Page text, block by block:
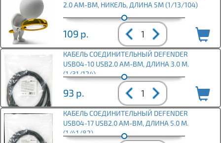
2.0 AM-BM, НИКЕЛЬ, ДЛИНА 5М (1/13/104)
109 р.
КАБЕЛЬ СОЕДИНИТЕЛЬНЫЙ DEFENDER
USB04-10 USB2.0 AM-BM, ДЛИНА 3.0 М.
(1/31/124)
93 р.
КАБЕЛЬ СОЕДИНИТЕЛЬНЫЙ DEFENDER
USB04-17 USB2.0 AM-BM, ДЛИНА 5.0 М.
(1/41/82)